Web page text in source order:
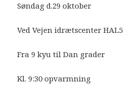
Søndag d.29 oktober
Ved Vejen idrætscenter HAL5
Fra 9 kyu til Dan grader
Kl. 9:30 opvarmning